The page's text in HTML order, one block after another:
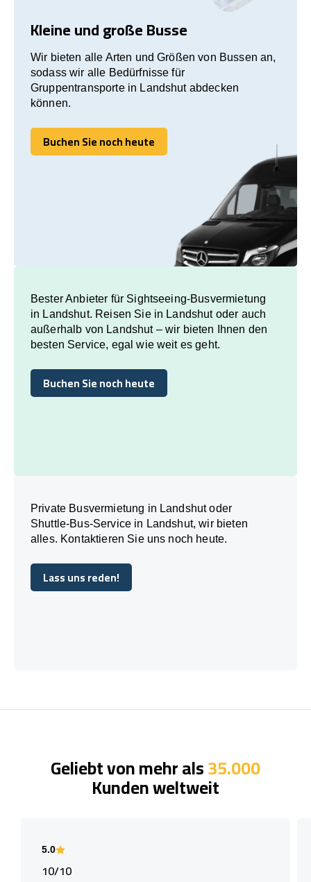
Kleine und große Busse
Wir bieten alle Arten und Größen von Bussen an,
sodass wir alle Bedürfnisse für
Gruppentransporte in Landshut abdecken
können.
Buchen Sie noch heute
Buchen Sie noch heute
Bester Anbieter für Sightseeing-Busvermietung
in Landshut. Reisen Sie in Landshut oder auch
außerhalb von Landshut – wir bieten Ihnen den
besten Service, egal wie weit es geht.
Buchen Sie noch heute
Buchen Sie noch heute
Private Busvermietung in Landshut oder
Shuttle-Bus-Service in Landshut, wir bieten
alles. Kontaktieren Sie uns noch heute.
Lass uns reden!
Lass uns reden!
Geliebt von mehr als35.000
Kunden weltweit
5.0
10/10